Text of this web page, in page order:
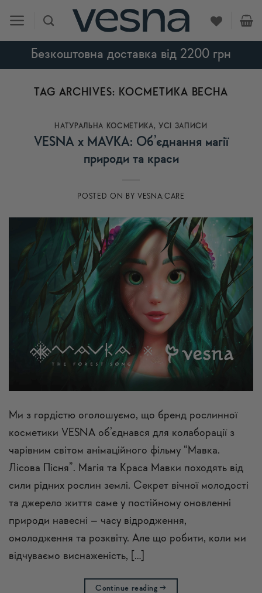
content
Безкоштовна доставка від 2200 грн
TAG ARCHIVES: КОСМЕТИКА ВЕСНА
НАТУРАЛЬНА КОСМЕТИКА, УСI ЗАПИСИ
VESNA x MAVKA: Об’єднання магії
природи та краси
POSTED ON BY VESNA.CARE
Ми з гордістю оголошуємо, що бренд рослинної
косметики VESNA об’єднався для колаборації з
чарівним світом анімаційного фільму “Мавка.
Лісова Пісня”. Магія та Краса Мавки походять від
сили рідних рослин землі. Секрет вічної молодості
та джерело життя саме у постійному оновленні
природи навесні – часу відродження,
омолодження та розквіту. Але що робити, коли ми
відчуваємо виснаженість, […]
Continue reading→